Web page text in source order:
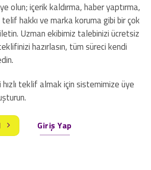
olun; içerik kaldırma, haber yaptırma,
hakkı ve marka koruma gibi bir çok
Uzman ekibimiz talebinizi ücretsiz
hazırlasın, tüm süreci kendi
teklif almak için sistemimize üye
Giriş Yap